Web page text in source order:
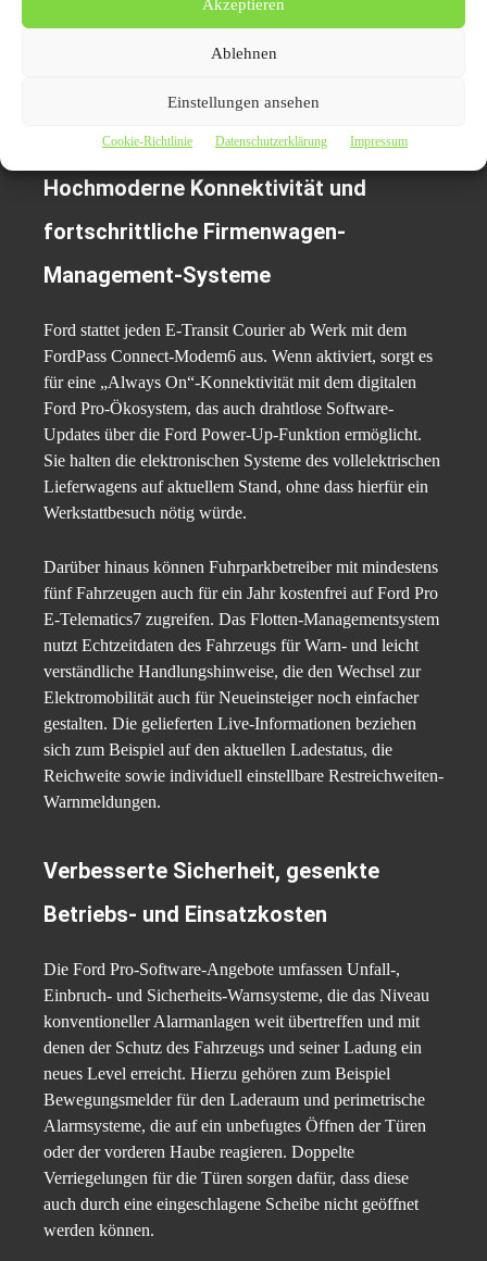
Akzeptieren
Ablehnen
Einstellungen ansehen
Cookie-Richtlinie Datenschutzerklärung Impressum
Ausstattungspaket hinzu, das eine adaptive
Gegenverkehrs-Kollisionswarner und Rückfahr-Brems-
Hochmoderne Konnektivität und
fortschrittliche Firmenwagen-
Management-Systeme
Ford stattet jeden E-Transit Courier ab Werk mit dem
FordPass Connect-Modem6 aus. Wenn aktiviert, sorgt es
für eine „Always On“-Konnektivität mit dem digitalen
Ford Pro-Ökosystem, das auch drahtlose Software-
Updates über die Ford Power-Up-Funktion ermöglicht.
Sie halten die elektronischen Systeme des vollelektrischen
Lieferwagens auf aktuellem Stand, ohne dass hierfür ein
Werkstattbesuch nötig würde.
Darüber hinaus können Fuhrparkbetreiber mit mindestens
fünf Fahrzeugen auch für ein Jahr kostenfrei auf Ford Pro
E-Telematics7 zugreifen. Das Flotten-Managementsystem
nutzt Echtzeitdaten des Fahrzeugs für Warn- und leicht
verständliche Handlungshinweise, die den Wechsel zur
Elektromobilität auch für Neueinsteiger noch einfacher
gestalten. Die gelieferten Live-Informationen beziehen
sich zum Beispiel auf den aktuellen Ladestatus, die
Reichweite sowie individuell einstellbare Restreichweiten-
Warnmeldungen.
Verbesserte Sicherheit, gesenkte
Betriebs- und Einsatzkosten
Die Ford Pro-Software-Angebote umfassen Unfall-,
Einbruch- und Sicherheits-Warnsysteme, die das Niveau
konventioneller Alarmanlagen weit übertreffen und mit
denen der Schutz des Fahrzeugs und seiner Ladung ein
neues Level erreicht. Hierzu gehören zum Beispiel
Bewegungsmelder für den Laderaum und perimetrische
Alarmsysteme, die auf ein unbefugtes Öffnen der Türen
oder der vorderen Haube reagieren. Doppelte
Verriegelungen für die Türen sorgen dafür, dass diese
auch durch eine eingeschlagene Scheibe nicht geöffnet
werden können.